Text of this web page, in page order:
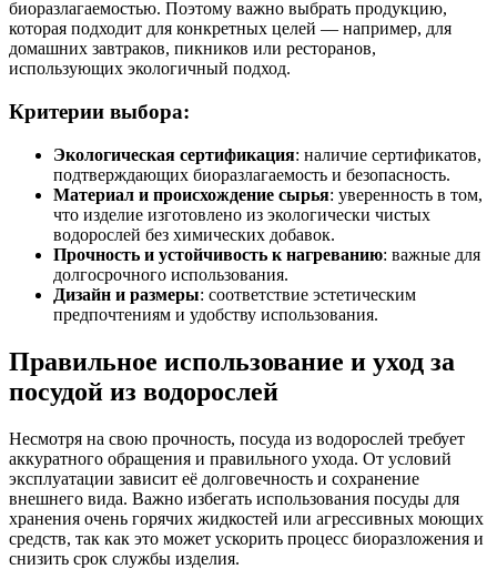
биоразлагаемостью. Поэтому важно выбрать продукцию,
которая подходит для конкретных целей — например, для
домашних завтраков, пикников или ресторанов,
использующих экологичный подход.
Критерии выбора:
Экологическая сертификация: наличие сертификатов,
подтверждающих биоразлагаемость и безопасность.
Материал и происхождение сырья: уверенность в том,
что изделие изготовлено из экологически чистых
водорослей без химических добавок.
Прочность и устойчивость к нагреванию: важные для
долгосрочного использования.
Дизайн и размеры: соответствие эстетическим
предпочтениям и удобству использования.
Правильное использование и уход за
посудой из водорослей
Несмотря на свою прочность, посуда из водорослей требует
аккуратного обращения и правильного ухода. От условий
эксплуатации зависит её долговечность и сохранение
внешнего вида. Важно избегать использования посуды для
хранения очень горячих жидкостей или агрессивных моющих
средств, так как это может ускорить процесс биоразложения и
снизить срок службы изделия.